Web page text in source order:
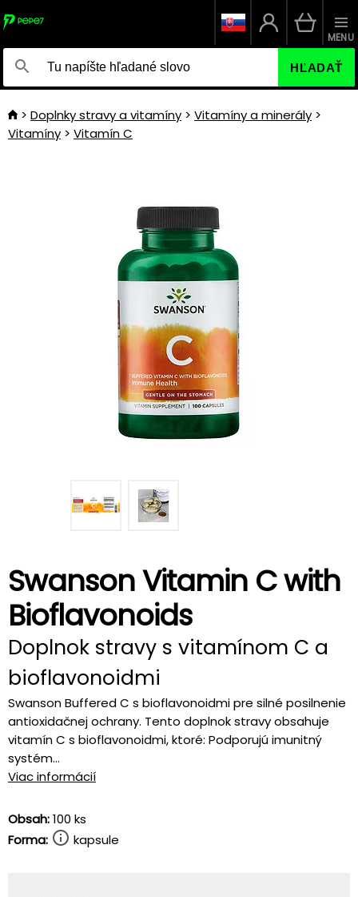
HĽADAŤ
MENU
Doplnky stravy a vitamíny
Vitamíny a minerály
Vitamíny
Vitamín C
Swanson Vitamin C with
Bioflavonoids
Doplnok stravy s vitamínom C a
bioflavonoidmi
Swanson Buffered C s bioflavonoidmi pre silné posilnenie
antioxidačnej ochrany. Tento doplnok stravy obsahuje
vitamín C s bioflavonoidmi, ktoré: Podporujú imunitný
systém...
Viac informácií
Obsah:100 ks
Forma:
kapsule